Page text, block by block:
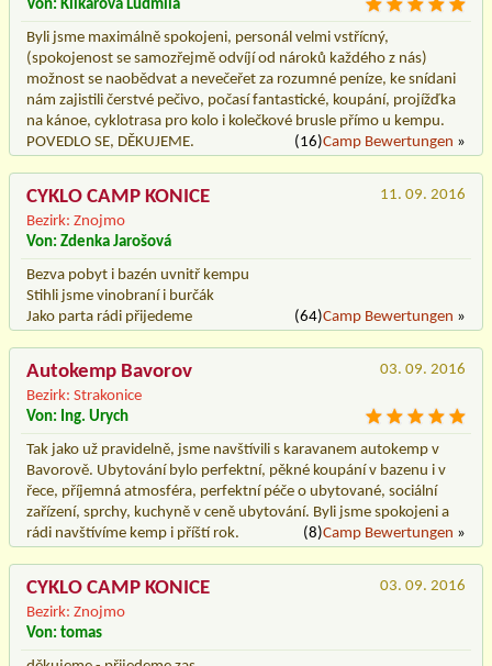
Von: Klikarová Ludmila
Byli jsme maximálně spokojeni, personál velmi vstřícný,
(spokojenost se samozřejmě odvíjí od nároků každého z nás)
možnost se naobědvat a nevečeřet za rozumné peníze, ke snídani
nám zajistili čerstvé pečivo, počasí fantastické, koupání, projížďka
na kánoe, cyklotrasa pro kolo i kolečkové brusle přímo u kempu.
POVEDLO SE, DĚKUJEME.
(16)Camp Bewertungen »
CYKLO CAMP KONICE
Bezirk: Znojmo
11. 09. 2016
Von: Zdenka Jarošová
Bezva pobyt i bazén uvnitř kempu
Stihli jsme vinobraní i burčák
Jako parta rádi přijedeme
(64)Camp Bewertungen »
Autokemp Bavorov
Bezirk: Strakonice
03. 09. 2016
Von: Ing. Urych
Tak jako už pravidelně, jsme navštívili s karavanem autokemp v
Bavorově. Ubytování bylo perfektní, pěkné koupání v bazenu i v
řece, příjemná atmosféra, perfektní péče o ubytované, sociální
zařízení, sprchy, kuchyně v ceně ubytování. Byli jsme spokojeni a
rádi navštívíme kemp i příští rok.
(8)Camp Bewertungen »
CYKLO CAMP KONICE
Bezirk: Znojmo
03. 09. 2016
Von: tomas